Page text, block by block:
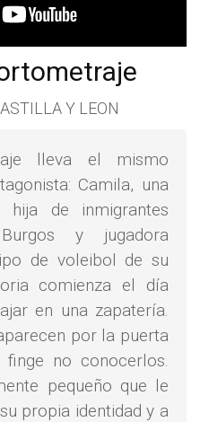
Y LEON
lleva el mismo
Camila, una
de inmigrantes
y jugadora
de voleibol de su
comienza el día
en una zapatería.
por la puerta
no conocerlos.
pequeño que le
propia identidad y a